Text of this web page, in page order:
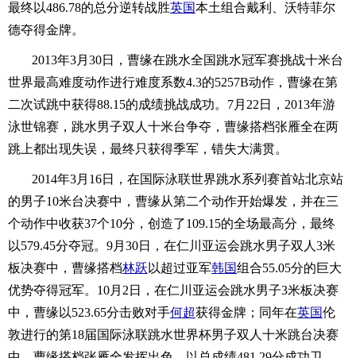
最终以486.78的总分逆转战胜英国本土组合戴利、沃特菲尔
德夺得金牌。
2013年3月30日，曹缘在跳水全国跳水冠军赛挑战十米台
世界最高难度动作进行难度系数4.3的5257B动作，曹缘在第
二次试跳中获得88.15的成绩挑战成功。7月22日，2013年游
泳世锦赛，跳水男子双人十米台争夺，曹缘搭档张雁全在两
跳上都出现失误，最终只获得季军，错失大满贯。
2014年3月16日，在国际泳联世界跳水系列赛首站北京站
的男子10米台决赛中，曹缘从第二个动作开始爆发，并在三
个动作中收获37个10分，创造了109.15的全场最高分，最终
以579.45分夺冠。9月30日，在仁川亚运会跳水男子双人3米
板决赛中，曹缘搭档林跃以超过亚军韩国组合55.05分的巨大
优势夺得冠军。10月2日，在仁川亚运会跳水男子3米板决赛
中，曹缘以523.65分击败对手何超获得金牌；同年在英国伦
敦进行的第18届国际泳联跳水世界杯男子双人十米跳台决赛